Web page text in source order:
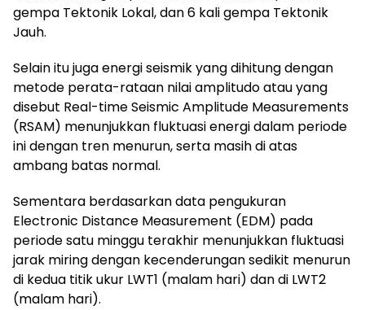
gempa Tektonik Lokal, dan 6 kali gempa Tektonik
Jauh.
Selain itu juga energi seismik yang dihitung dengan
metode perata-rataan nilai amplitudo atau yang
disebut Real-time Seismic Amplitude Measurements
(RSAM) menunjukkan fluktuasi energi dalam periode
ini dengan tren menurun, serta masih di atas
ambang batas normal.
Sementara berdasarkan data pengukuran
Electronic Distance Measurement (EDM) pada
periode satu minggu terakhir menunjukkan fluktuasi
jarak miring dengan kecenderungan sedikit menurun
di kedua titik ukur LWT1 (malam hari) dan di LWT2
(malam hari).